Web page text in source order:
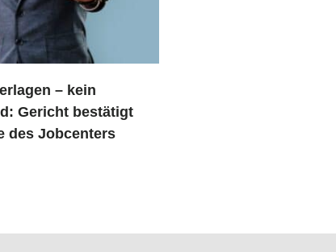
– kein
Gericht bestätigt
des Jobcenters